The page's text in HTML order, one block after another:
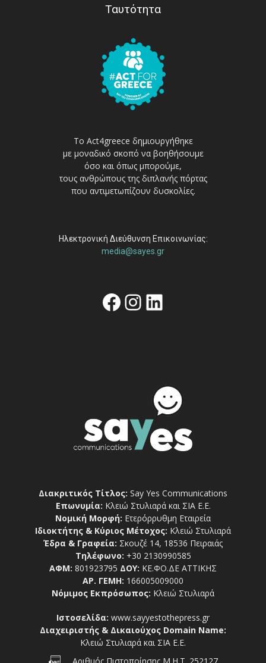
Ταυτότητα
Το Act4greece δημιουργήθηκε
με μοναδικό σκοπό να βοηθήσουμε
όσο και όπως μπορούμε,
τους ανθρώπους της διπλανής πόρτας
που αντιμετωπίζουν δυσκολίες.
Ηλεκτρονική Διεύθυνση Επικοινωνίας:
media@sayes.gr
Facebook
Instagram
Linkedin
Διακριτικός Τίτλος: Say Yes Communications
Επωνυμία: Κλειώ Στυλιαρά και ΣΙΑ Ε.Ε.
Νομική Μορφή: Ετερόρρυθμη Εταιρεία
Ιδιοκτήτης & Κύριος Μέτοχος: Κλειώ Στυλιαρά
Έδρα & Γραφεία: Σκουζέ 14, 18536 Πειραιάς
Τηλέφωνο: +30 2130990585
ΑΦΜ: 801923795 ΔΟΥ: ΚΕ.ΦΟ.ΔΕ ΑΤΤΙΚΗΣ
ΑΡ. ΓΕΜΗ: 166005009000
Νόμιμος Εκπρόσωπος: Κλειώ Στυλιαρά
Ιστοσελίδα: www.sayyestothepress.gr
Διαχειριστής & Δικαιούχος Domain Name:
Κλειώ Στυλιαρά και ΣΙΑ Ε.Ε.